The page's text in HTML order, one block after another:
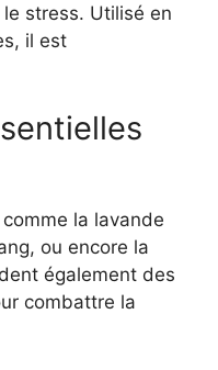
stress. Utilisé en
il est
la lavande
ou encore la
également des
combattre la